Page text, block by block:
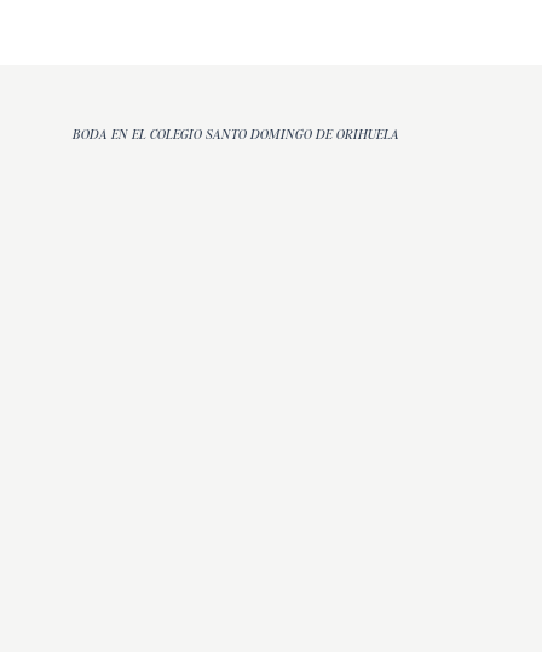
BODA EN EL COLEGIO SANTO DOMINGO DE ORIHUELA